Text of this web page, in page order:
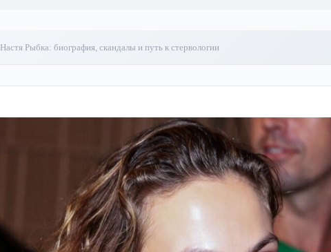
Настя Рыбка: биография, скандалы и путь к стервологии